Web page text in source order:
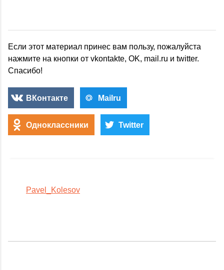
Если этот материал принес вам пользу, пожалуйста
нажмите на кнопки от vkontakte, OK, mail.ru и twitter.
Спасибо!
ВКонтакте Mailru
Одноклассники Twitter
Pavel_Kolesov